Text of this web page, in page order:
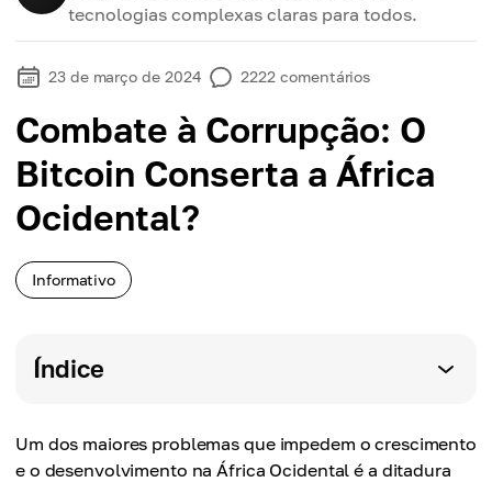
tecnologias complexas claras para todos.
23 de março de 2024 2222 comentários
Combate à Corrupção: O
Bitcoin Conserta a África
Ocidental?
Informativo
Índice
Um dos maiores problemas que impedem o crescimento
e o desenvolvimento na África Ocidental é a ditadura